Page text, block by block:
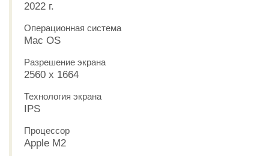
2022 г.
Операционная система
Mac OS
Разрешение экрана
2560 x 1664
Технология экрана
IPS
Процессор
Apple M2